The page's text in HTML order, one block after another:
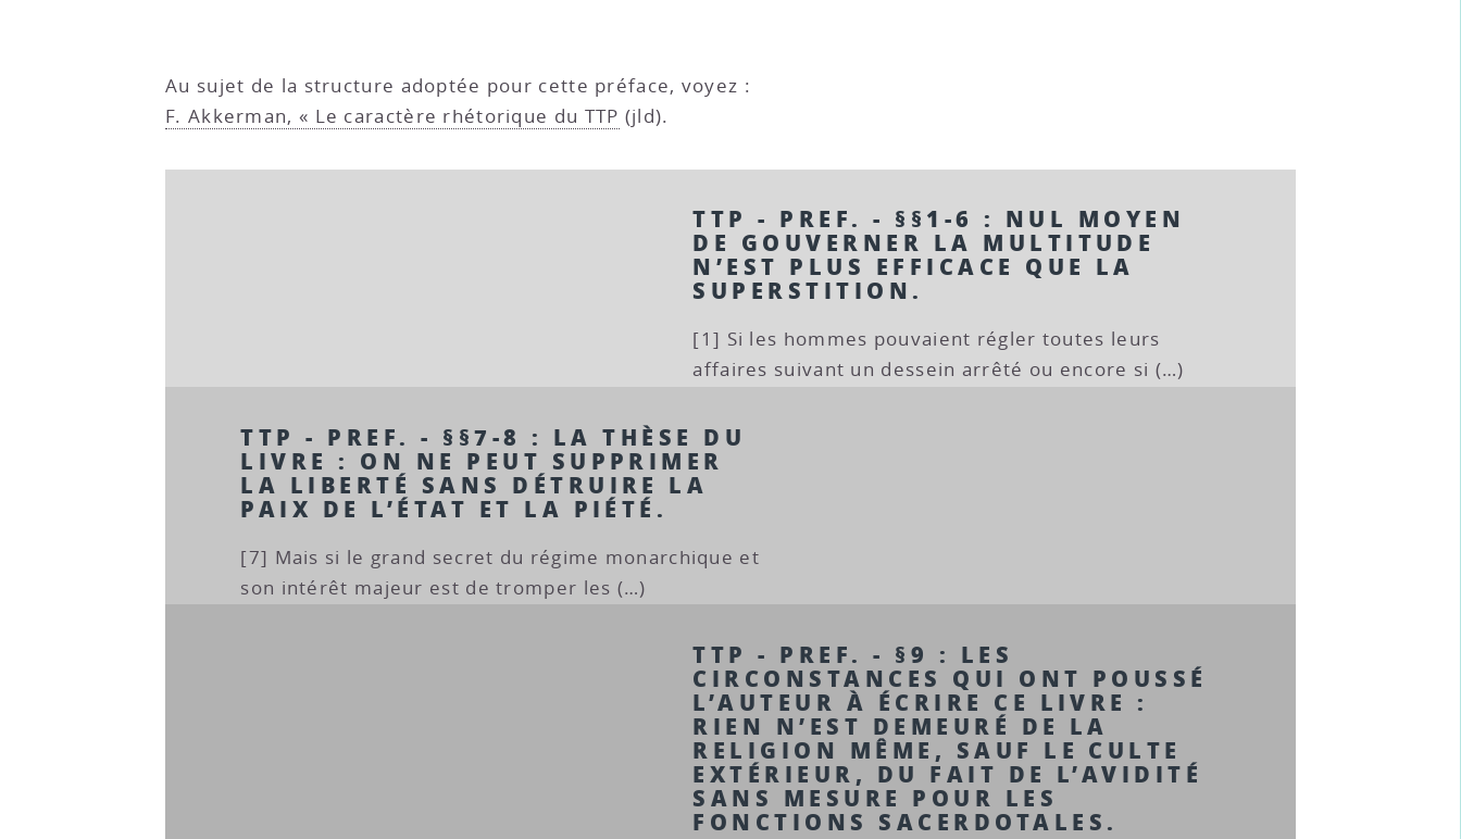
Au sujet de la structure adoptée pour cette préface, voyez :
F. Akkerman, « Le caractère rhétorique du TTP (jld).
TTP - PREF. - §§1-6 : NUL MOYEN
DE GOUVERNER LA MULTITUDE
N’EST PLUS EFFICACE QUE LA
SUPERSTITION.
[1] Si les hommes pouvaient régler toutes leurs
affaires suivant un dessein arrêté ou encore si (…)
TTP - PREF. - §§7-8 : LA THÈSE DU
LIVRE : ON NE PEUT SUPPRIMER
LA LIBERTÉ SANS DÉTRUIRE LA
PAIX DE L’ÉTAT ET LA PIÉTÉ.
[7] Mais si le grand secret du régime monarchique et
son intérêt majeur est de tromper les (…)
TTP - PREF. - §9 : LES
CIRCONSTANCES QUI ONT POUSSÉ
L’AUTEUR À ÉCRIRE CE LIVRE :
RIEN N’EST DEMEURÉ DE LA
RELIGION MÊME, SAUF LE CULTE
EXTÉRIEUR, DU FAIT DE L’AVIDITÉ
SANS MESURE POUR LES
FONCTIONS SACERDOTALES.